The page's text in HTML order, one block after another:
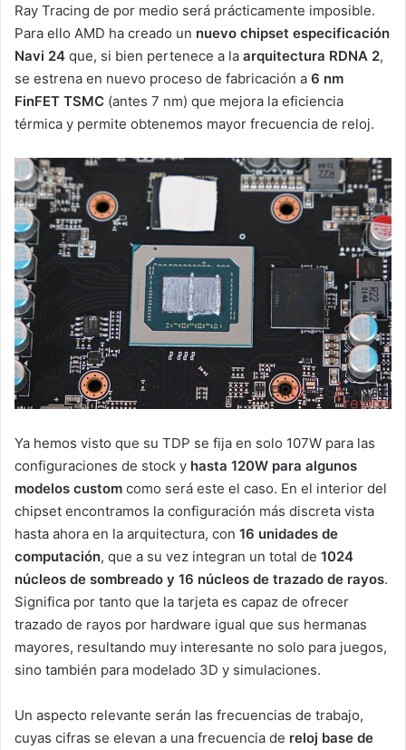
Ray Tracing de por medio será prácticamente imposible.
Para ello AMD ha creado un nuevo chipset especificación
Navi 24 que, si bien pertenece a la arquitectura RDNA 2,
se estrena en nuevo proceso de fabricación a 6 nm
FinFET TSMC (antes 7 nm) que mejora la eficiencia
térmica y permite obtenemos mayor frecuencia de reloj.
Ya hemos visto que su TDP se fija en solo 107W para las
configuraciones de stock y hasta 120W para algunos
modelos custom como será este el caso. En el interior del
chipset encontramos la configuración más discreta vista
hasta ahora en la arquitectura, con 16 unidades de
computación, que a su vez integran un total de 1024
núcleos de sombreado y 16 núcleos de trazado de rayos.
Significa por tanto que la tarjeta es capaz de ofrecer
trazado de rayos por hardware igual que sus hermanas
mayores, resultando muy interesante no solo para juegos,
sino también para modelado 3D y simulaciones.
Un aspecto relevante serán las frecuencias de trabajo,
cuyas cifras se elevan a una frecuencia de reloj base de